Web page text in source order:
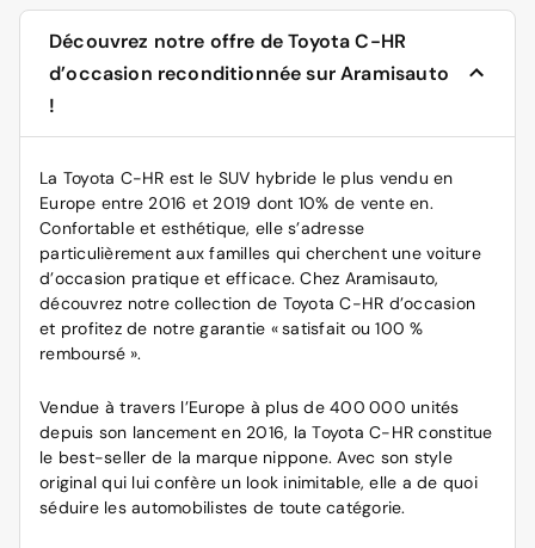
Découvrez notre offre de Toyota C-HR
d’occasion reconditionnée sur Aramisauto
!
La Toyota C-HR est le SUV hybride le plus vendu en
Europe entre 2016 et 2019 dont 10% de vente en.
Confortable et esthétique, elle s’adresse
particulièrement aux familles qui cherchent une voiture
d’occasion pratique et efficace. Chez Aramisauto,
découvrez notre collection de Toyota C-HR d’occasion
et profitez de notre garantie « satisfait ou 100 %
remboursé ».
Vendue à travers l’Europe à plus de 400 000 unités
depuis son lancement en 2016, la Toyota C-HR constitue
le best-seller de la marque nippone. Avec son style
original qui lui confère un look inimitable, elle a de quoi
séduire les automobilistes de toute catégorie.